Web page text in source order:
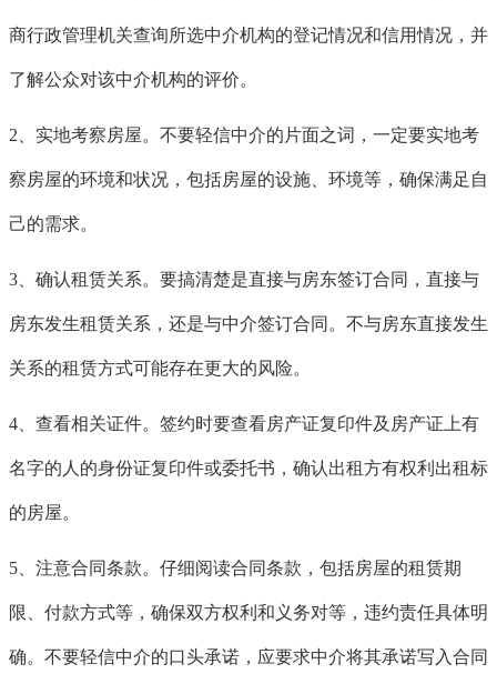
商行政管理机关查询所选中介机构的登记情况和信用情况，并
了解公众对该中介机构的评价。
2、实地考察房屋。不要轻信中介的片面之词，一定要实地考
察房屋的环境和状况，包括房屋的设施、环境等，确保满足自
己的需求。
3、确认租赁关系。要搞清楚是直接与房东签订合同，直接与
房东发生租赁关系，还是与中介签订合同。不与房东直接发生
关系的租赁方式可能存在更大的风险。
4、查看相关证件。签约时要查看房产证复印件及房产证上有
名字的人的身份证复印件或委托书，确认出租方有权利出租标
的房屋。
5、注意合同条款。仔细阅读合同条款，包括房屋的租赁期
限、付款方式等，确保双方权利和义务对等，违约责任具体明
确。不要轻信中介的口头承诺，应要求中介将其承诺写入合同